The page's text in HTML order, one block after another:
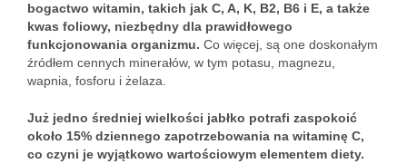
bogactwo witamin, takich jak C, A, K, B2, B6 i E, a także
kwas foliowy, niezbędny dla prawidłowego
funkcjonowania organizmu. Co więcej, są one doskonałym
źródłem cennych minerałów, w tym potasu, magnezu,
wapnia, fosforu i żelaza.
Już jedno średniej wielkości jabłko potrafi zaspokoić
około 15% dziennego zapotrzebowania na witaminę C,
co czyni je wyjątkowo wartościowym elementem diety.